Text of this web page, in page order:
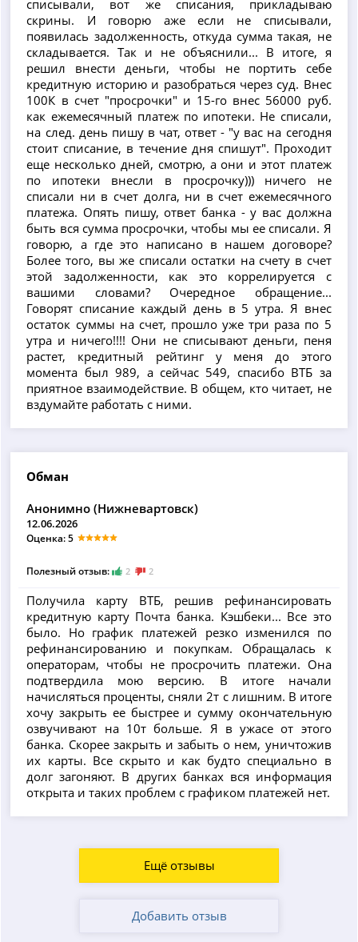
списывали, вот же списания, прикладываю
скрины. И говорю аже если не списывали,
появилась задолженность, откуда сумма такая, не
складывается. Так и не объяснили... В итоге, я
решил внести деньги, чтобы не портить себе
кредитную историю и разобраться через суд. Внес
100К в счет "просрочки" и 15-го внес 56000 руб.
как ежемесячный платеж по ипотеки. Не списали,
на след. день пишу в чат, ответ - "у вас на сегодня
стоит списание, в течение дня спишут". Проходит
еще несколько дней, смотрю, а они и этот платеж
по ипотеки внесли в просрочку))) ничего не
списали ни в счет долга, ни в счет ежемесячного
платежа. Опять пишу, ответ банка - у вас должна
быть вся сумма просрочки, чтобы мы ее списали. Я
говорю, а где это написано в нашем договоре?
Более того, вы же списали остатки на счету в счет
этой задолженности, как это коррелируется с
вашими словами? Очередное обращение...
Говорят списание каждый день в 5 утра. Я внес
остаток суммы на счет, прошло уже три раза по 5
утра и ничего!!!! Они не списывают деньги, пеня
растет, кредитный рейтинг у меня до этого
момента был 989, а сейчас 549, спасибо ВТБ за
приятное взаимодействие. В общем, кто читает, не
вздумайте работать с ними.
Обман
Анонимно (Нижневартовск)
12.06.2026
Оценка: 5
Полезный отзыв: 2 2
Получила карту ВТБ, решив рефинансировать
кредитную карту Почта банка. Кэшбеки... Все это
было. Но график платежей резко изменился по
рефинансированию и покупкам. Обращалась к
операторам, чтобы не просрочить платежи. Она
подтвердила мою версию. В итоге начали
начисляться проценты, сняли 2т с лишним. В итоге
хочу закрыть ее быстрее и сумму окончательную
озвучивают на 10т больше. Я в ужасе от этого
банка. Скорее закрыть и забыть о нем, уничтожив
их карты. Все скрыто и как будто специально в
долг загоняют. В других банках вся информация
открыта и таких проблем с графиком платежей нет.
Ещё отзывы
Добавить отзыв